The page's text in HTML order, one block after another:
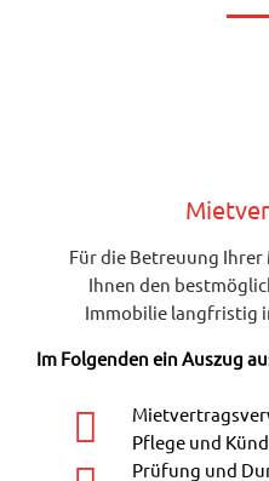
Für die Betreuung
Ihnen den
Immobilie langfristig
Im Folgenden ein Auszug
Pflege und
Prüfung und